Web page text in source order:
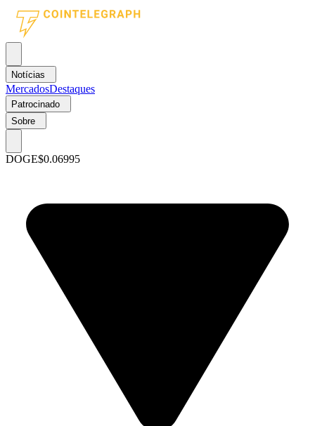
Notícias
MercadosDestaques
Patrocinado
Sobre
DOGE$0.06995